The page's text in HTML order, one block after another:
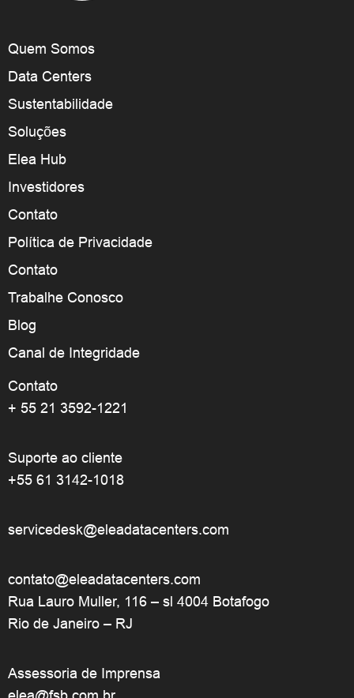
Quem Somos
Data Centers
Sustentabilidade
Soluções
Elea Hub
Investidores
Contato
Política de Privacidade
Contato
Trabalhe Conosco
Blog
Canal de Integridade
Contato
+ 55 21 3592-1221
Suporte ao cliente
+55 61 3142-1018
servicedesk@eleadatacenters.com
contato@eleadatacenters.com
Rua Lauro Muller, 116 – sl 4004 Botafogo
Rio de Janeiro – RJ
Assessoria de Imprensa